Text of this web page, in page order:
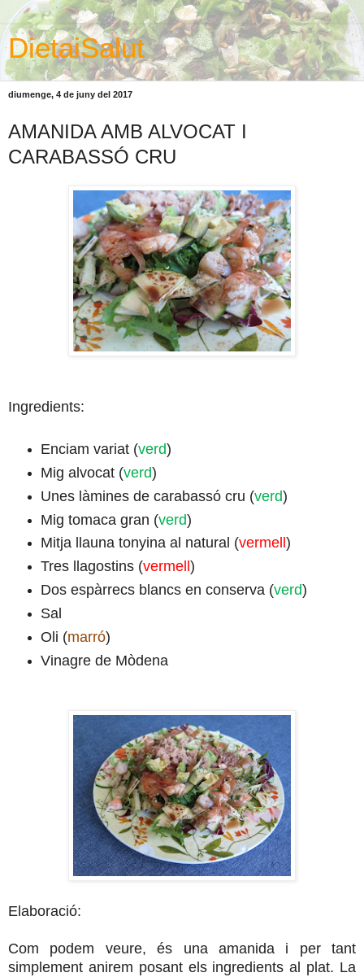
DietaiSalut
diumenge, 4 de juny del 2017
AMANIDA AMB ALVOCAT I
CARABASSÓ CRU
Ingredients:
Enciam variat (verd)
Mig alvocat (verd)
Unes làmines de carabassó cru (verd)
Mig tomaca gran (verd)
Mitja llauna tonyina al natural (vermell )
Tres llagostins (vermell )
Dos espàrrecs blancs en conserva (verd)
Sal
Oli (marró)
Vinagre de Mòdena
Elaboració:
Com podem veure, és una amanida i per tant
simplement anirem posant els ingredients al plat. La